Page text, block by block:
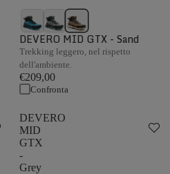
DEVERO MID GTX - Sand
Trekking leggero, nel rispetto
dell'ambiente.
€209,00
Confronta
DEVERO
MID
GTX
-
Grey